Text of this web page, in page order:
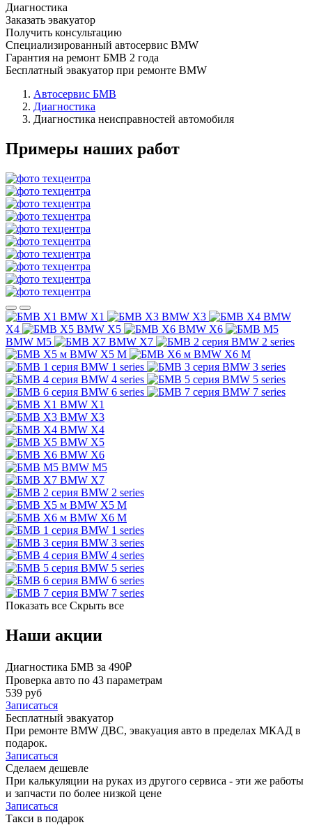
Диагностика
Заказать эвакуатор
Получить консультацию
Специализированный автосервис BMW
Гарантия на ремонт БМВ 2 года
Бесплатный эвакуатор при ремонте BMW
Автосервис БМВ
Диагностика
Диагностика неисправностей автомобиля
Примеры наших работ
BMW X1 BMW X3
BMW
X4
BMW X5
BMW X6
BMW M5
BMW X7
BMW 2 series
BMW X5 M
BMW X6 M
BMW 1 series
BMW 3 series
BMW 4 series
BMW 5 series
BMW 6 series
BMW 7 series
BMW X1
BMW X3
BMW X4
BMW X5
BMW X6
BMW M5
BMW X7
BMW 2 series
BMW X5 M
BMW X6 M
BMW 1 series
BMW 3 series
BMW 4 series
BMW 5 series
BMW 6 series
BMW 7 series
Показать все Скрыть все
Наши акции
Диагностика БМВ за 490₽
Проверка авто по 43 параметрам
539 руб
Записаться
Бесплатный эвакуатор
При ремонте BMW ДВС, эвакуация авто в пределах МКАД в
подарок.
Записаться
Сделаем дешевле
При калькуляции на руках из другого сервиса - эти же работы
и запчасти по более низкой цене
Записаться
Такси в подарок